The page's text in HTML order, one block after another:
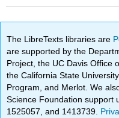
The LibreTexts libraries are
are supported by the
Project, the UC Davis Office
the California State
Program, and Merlot. We
Science Foundation support
1525057, and 1413739.